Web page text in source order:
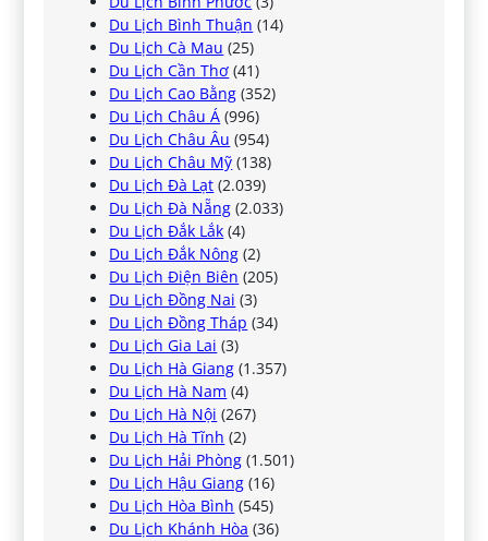
Du Lịch Bình Thuận (14)
Du Lịch Cà Mau (25)
Du Lịch Cần Thơ (41)
Du Lịch Cao Bằng (352)
Du Lịch Châu Á (996)
Du Lịch Châu Âu (954)
Du Lịch Châu Mỹ (138)
Du Lịch Đà Lạt (2.039)
Du Lịch Đà Nẵng (2.033)
Du Lịch Đắk Lắk (4)
Du Lịch Đắk Nông (2)
Du Lịch Điện Biên (205)
Du Lịch Đồng Nai (3)
Du Lịch Đồng Tháp (34)
Du Lịch Gia Lai (3)
Du Lịch Hà Giang (1.357)
Du Lịch Hà Nam (4)
Du Lịch Hà Nội (267)
Du Lịch Hà Tĩnh (2)
Du Lịch Hải Phòng (1.501)
Du Lịch Hậu Giang (16)
Du Lịch Hòa Bình (545)
Du Lịch Khánh Hòa (36)